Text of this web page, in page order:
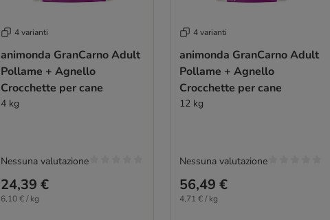
4 varianti
animonda GranCarno Adult
Pollame + Agnello
Crocchette per cane
4 kg
24,39 €
6,10 € / kg
Nessuna valutazione
4 varianti
animonda GranCarno Adult
Pollame + Agnello
Crocchette per cane
12 kg
56,49 €
4,71 € / kg
Nessuna valutazione